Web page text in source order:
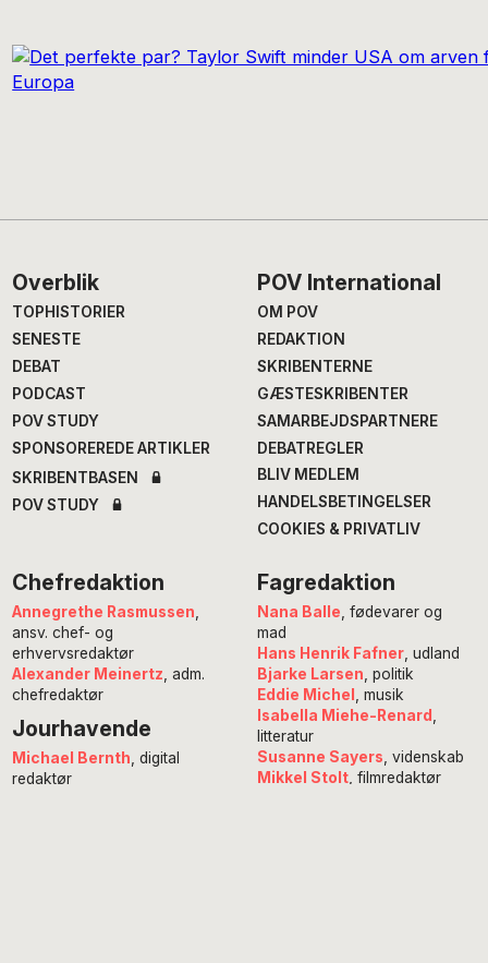
Footer
Overblik
TOPHISTORIER
SENESTE
DEBAT
PODCAST
POV STUDY
SPONSOREREDE ARTIKLER
SKRIBENTBASEN
POV STUDY
POV International
OM POV
REDAKTION
SKRIBENTERNE
GÆSTESKRIBENTER
SAMARBEJDSPARTNERE
DEBATREGLER
BLIV MEDLEM
HANDELSBETINGELSER
COOKIES & PRIVATLIV
Chefredaktion
Annegrethe Rasmussen
ansv. chef- og
erhvervsredaktør
Alexander Meinertz , adm.
chefredaktør
Jourhavende
Michael Bernth , digital
redaktør
Fagredaktion
Nana Balle , fødevarer og
mad
Hans Henrik Fafner, udland
Bjarke Larsen , politik
Eddie Michel
, musik
Isabella Miehe-Renard
litteratur
Susanne Sayers , videnskab
Mikkel Stolt, filmredaktør